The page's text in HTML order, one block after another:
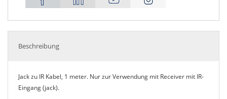
Beschreibung
Jack zu IR Kabel, 1 meter. Nur zur Verwendung mit Receiver mit IR-
Eingang (jack).